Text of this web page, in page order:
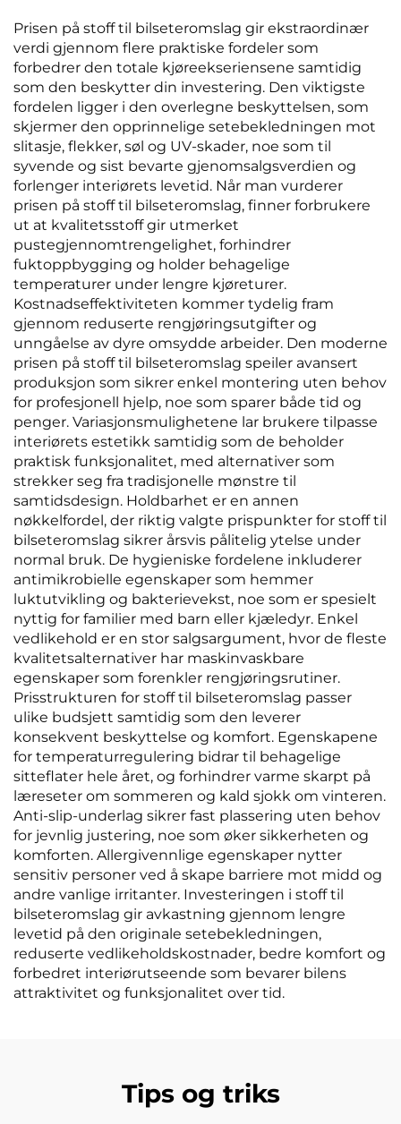
Prisen på stoff til bilseteromslag gir ekstraordinær
verdi gjennom flere praktiske fordeler som
forbedrer den totale kjøreekseriensene samtidig
som den beskytter din investering. Den viktigste
fordelen ligger i den overlegne beskyttelsen, som
skjermer den opprinnelige setebekledningen mot
slitasje, flekker, søl og UV-skader, noe som til
syvende og sist bevarte gjenomsalgsverdien og
forlenger interiørets levetid. Når man vurderer
prisen på stoff til bilseteromslag, finner forbrukere
ut at kvalitetsstoff gir utmerket
pustegjennomtrengelighet, forhindrer
fuktoppbygging og holder behagelige
temperaturer under lengre kjøreturer.
Kostnadseffektiviteten kommer tydelig fram
gjennom reduserte rengjøringsutgifter og
unngåelse av dyre omsydde arbeider. Den moderne
prisen på stoff til bilseteromslag speiler avansert
produksjon som sikrer enkel montering uten behov
for profesjonell hjelp, noe som sparer både tid og
penger. Variasjonsmulighetene lar brukere tilpasse
interiørets estetikk samtidig som de beholder
praktisk funksjonalitet, med alternativer som
strekker seg fra tradisjonelle mønstre til
samtidsdesign. Holdbarhet er en annen
nøkkelfordel, der riktig valgte prispunkter for stoff til
bilseteromslag sikrer årsvis pålitelig ytelse under
normal bruk. De hygieniske fordelene inkluderer
antimikrobielle egenskaper som hemmer
luktutvikling og bakterievekst, noe som er spesielt
nyttig for familier med barn eller kjæledyr. Enkel
vedlikehold er en stor salgsargument, hvor de fleste
kvalitetsalternativer har maskinvaskbare
egenskaper som forenkler rengjøringsrutiner.
Prisstrukturen for stoff til bilseteromslag passer
ulike budsjett samtidig som den leverer
konsekvent beskyttelse og komfort. Egenskapene
for temperaturregulering bidrar til behagelige
sitteflater hele året, og forhindrer varme skarpt på
læreseter om sommeren og kald sjokk om vinteren.
Anti-slip-underlag sikrer fast plassering uten behov
for jevnlig justering, noe som øker sikkerheten og
komforten. Allergivennlige egenskaper nytter
sensitiv personer ved å skape barriere mot midd og
andre vanlige irritanter. Investeringen i stoff til
bilseteromslag gir avkastning gjennom lengre
levetid på den originale setebekledningen,
reduserte vedlikeholdskostnader, bedre komfort og
forbedret interiørutseende som bevarer bilens
attraktivitet og funksjonalitet over tid.
Tips og triks